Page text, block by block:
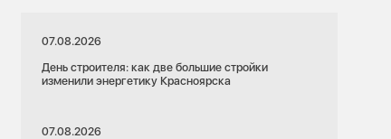
07.08.2026
День строителя: как две большие стройки
изменили энергетику Красноярска
07.08.2026